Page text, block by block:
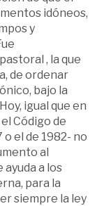
idóneos,
y
, la que
de ordenar
bajo la
igual que en
Código de
o el de 1982- no
al
a los
para la
siempre la ley